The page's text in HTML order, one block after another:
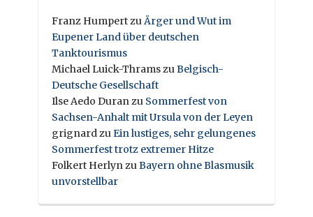
Franz HumpertzuÄrger und Wut im
Eupener Land über deutschen
Tanktourismus
Michael Luick-ThramszuBelgisch-
Deutsche Gesellschaft
Ilse Aedo Duranzu Sommerfest von
Sachsen-Anhalt mit Ursula von der Leyen
grignardzuEin lustiges, sehr gelungenes
Sommerfest trotz extremer Hitze
Folkert HerlynzuBayern ohne Blasmusik
unvorstellbar